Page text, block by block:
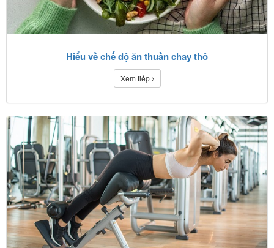
Hiểu về chế độ ăn thuần chay thô
Xem tiếp